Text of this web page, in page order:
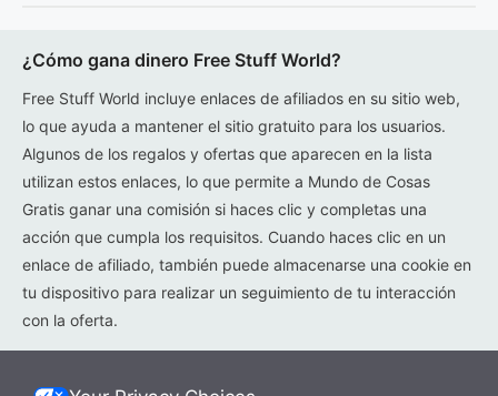
¿Cómo gana dinero Free Stuff World?
Free Stuff World incluye enlaces de afiliados en su sitio web,
lo que ayuda a mantener el sitio gratuito para los usuarios.
Algunos de los regalos y ofertas que aparecen en la lista
utilizan estos enlaces, lo que permite a Mundo de Cosas
Gratis ganar una comisión si haces clic y completas una
acción que cumpla los requisitos. Cuando haces clic en un
enlace de afiliado, también puede almacenarse una cookie en
tu dispositivo para realizar un seguimiento de tu interacción
con la oferta.